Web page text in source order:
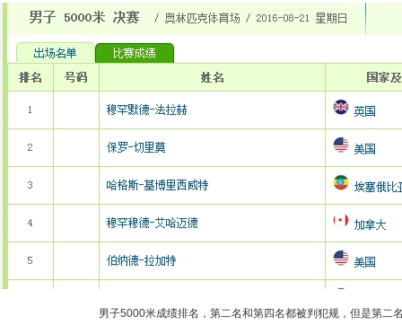
男子5000米成绩排名，第二名和第四名都被判犯规，但是第二